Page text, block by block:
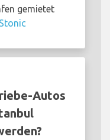
gemietet
Autos